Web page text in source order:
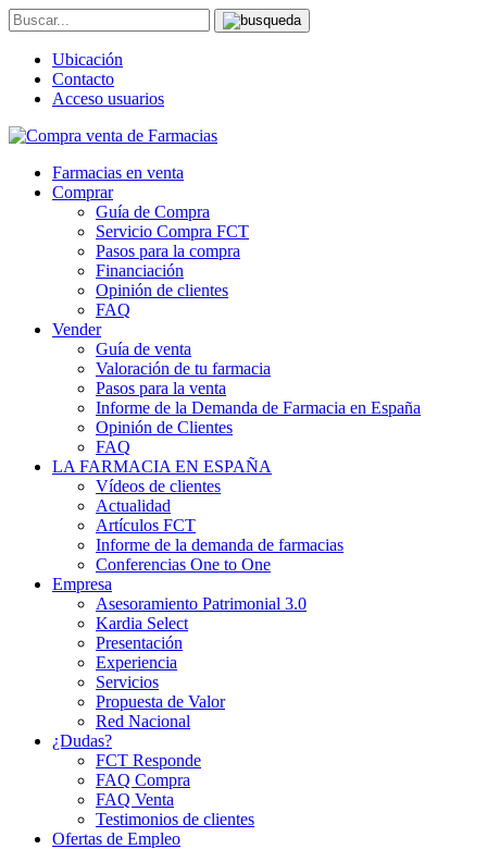
Ubicación
Contacto
Acceso usuarios
Farmacias en venta
Comprar
Guía de Compra
Servicio Compra FCT
Pasos para la compra
Financiación
Opinión de clientes
FAQ
Vender
Guía de venta
Valoración de tu farmacia
Pasos para la venta
Informe de la Demanda de Farmacia en España
Opinión de Clientes
FAQ
LA FARMACIA EN ESPAÑA
Vídeos de clientes
Actualidad
Artículos FCT
Informe de la demanda de farmacias
Conferencias One to One
Empresa
Asesoramiento Patrimonial 3.0
Kardia Select
Presentación
Experiencia
Servicios
Propuesta de Valor
Red Nacional
¿Dudas?
FCT Responde
FAQ Compra
FAQ Venta
Testimonios de clientes
Ofertas de Empleo